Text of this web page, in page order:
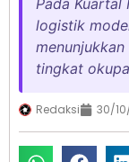
Pada Kuartal
logistik
tingkat
Redaksi 30/